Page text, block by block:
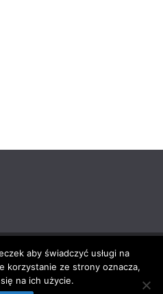
Informatyk.pl . Wszystkie
aby świadczyć usługi na
korzystanie ze strony oznacza,
na ich użycie.